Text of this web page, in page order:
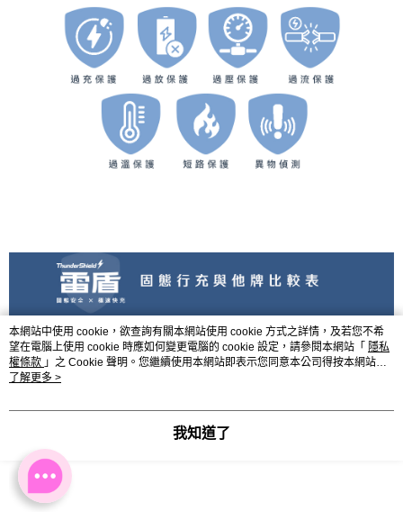
本網站中使用 cookie，欲查詢有關本網站使用 cookie 方式之詳情，及若您不希
望在電腦上使用 cookie 時應如何變更電腦的 cookie 設定，請參閱本網站「 隱私
權條款 」之 Cookie 聲明。您繼續使用本網站即表示您同意本公司得按本網站使
用條款之 Cookie 聲明使用 cookie。
了解更多 >
我知道了